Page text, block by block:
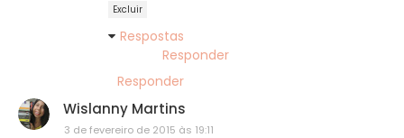
Excluir
Respostas
Responder
Responder
Wislanny Martins
3 de fevereiro de 2015 às 19:11